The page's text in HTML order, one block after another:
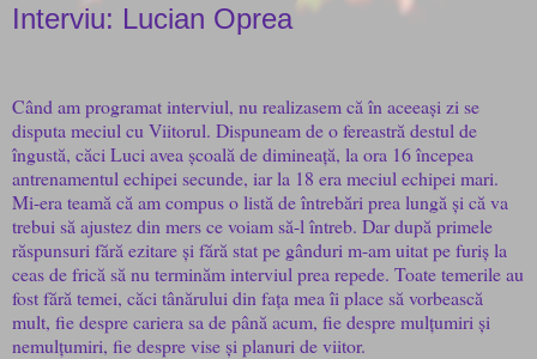
Interviu: Lucian Oprea
Când am programat interviul, nu realizasem că în aceeași zi se
disputa meciul cu Viitorul. Dispuneam de o fereastră destul de
îngustă, căci Luci avea școală de dimineață, la ora 16 începea
antrenamentul echipei secunde, iar la 18 era meciul echipei mari.
Mi-era teamă că am compus o listă de întrebări prea lungă și că va
trebui să ajustez din mers ce voiam să-l întreb. Dar după primele
răspunsuri fără ezitare și fără stat pe gânduri m-am uitat pe furiș la
ceas de frică să nu terminăm interviul prea repede. Toate temerile au
fost fără temei, căci tânărului din fața mea îi place să vorbească
mult, fie despre cariera sa de până acum, fie despre mulțumiri și
nemulțumiri, fie despre vise și planuri de viitor.